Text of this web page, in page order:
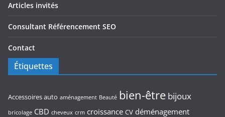
Articles invités
Consultant Référencement SEO
Contact
Étiquettes
Accessoires auto aménagement Beauté bien-être bijoux
bricolage CBD cheveux crm croissance CV déménagement